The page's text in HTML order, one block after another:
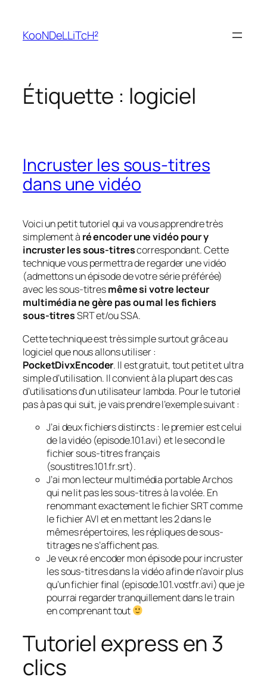
contenu
KooNDeLLiTcH²
Étiquette : logiciel
Incruster les sous-titres
dans une vidéo
Voici un petit tutoriel qui va vous apprendre très
simplement à ré encoder une vidéo pour y
incruster les sous-titrescorrespondant. Cette
technique vous permettra de regarder une vidéo
(admettons un épisode de votre série préférée)
avec les sous-titresmême si votre lecteur
multimédia ne gère pas ou mal les fichiers
sous-titresSRT et/ou SSA.
Cette technique est très simple surtout grâce au
logiciel que nous allons utiliser :
PocketDivxEncoder. Il est gratuit, tout petit et ultra
simple d’utilisation. Il convient à la plupart des cas
d’utilisations d’un utilisateur lambda. Pour le tutoriel
pas à pas qui suit, je vais prendre l’exemple suivant :
J’ai deux fichiers distincts : le premier est celui
de la vidéo (episode.101.avi) et le second le
fichier sous-titres français
(soustitres.101.fr.srt).
J’ai mon lecteur multimédia portable Archos
qui ne lit pas les sous-titres à la volée. En
renommant exactement le fichier SRT comme
le fichier AVI et en mettant les 2 dans le
mêmes répertoires, les répliques de sous-
titrages ne s’affichent pas.
Je veux ré encoder mon épisode pour incruster
les sous-titres dans la vidéo afin de n’avoir plus
qu’un fichier final (episode.101.vostfr.avi) que je
pourrai regarder tranquillement dans le train
en comprenant tout
Tutoriel express en 3
clics